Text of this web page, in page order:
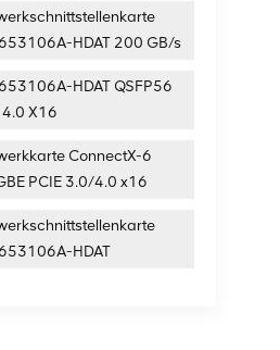
HDAT 200 GB/s
HDAT QSFP56
4.0 X16
ConnectX-6
PCIE 3.0/4.0 x16
HDAT